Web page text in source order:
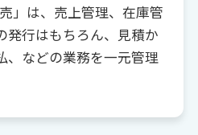
」は、売上管理、在庫管
発行はもちろん、見積か
、などの業務を一元管理